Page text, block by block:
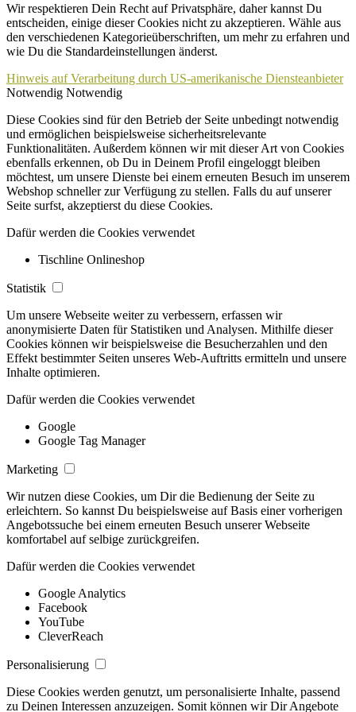
Wir respektieren Dein Recht auf Privatsphäre, daher kannst Du
entscheiden, einige dieser Cookies nicht zu akzeptieren. Wähle aus
den verschiedenen Kategorieüberschriften, um mehr zu erfahren und
wie Du die Standardeinstellungen änderst.
Hinweis auf Verarbeitung durch US-amerikanische Diensteanbieter
Notwendig Notwendig
Diese Cookies sind für den Betrieb der Seite unbedingt notwendig
und ermöglichen beispielsweise sicherheitsrelevante
Funktionalitäten. Außerdem können wir mit dieser Art von Cookies
ebenfalls erkennen, ob Du in Deinem Profil eingeloggt bleiben
möchtest, um unsere Dienste bei einem erneuten Besuch im unserem
Webshop schneller zur Verfügung zu stellen. Falls du auf unserer
Seite surfst, akzeptierst du diese Cookies.
Dafür werden die Cookies verwendet
Tischline Onlineshop
Statistik
Um unsere Webseite weiter zu verbessern, erfassen wir
anonymisierte Daten für Statistiken und Analysen. Mithilfe dieser
Cookies können wir beispielsweise die Besucherzahlen und den
Effekt bestimmter Seiten unseres Web-Auftritts ermitteln und unsere
Inhalte optimieren.
Dafür werden die Cookies verwendet
Google
Google Tag Manager
Marketing
Wir nutzen diese Cookies, um Dir die Bedienung der Seite zu
erleichtern. So kannst Du beispielsweise auf Basis einer vorherigen
Angebotssuche bei einem erneuten Besuch unserer Webseite
komfortabel auf selbige zurückgreifen.
Dafür werden die Cookies verwendet
Google Analytics
Facebook
YouTube
CleverReach
Personalisierung
Diese Cookies werden genutzt, um personalisierte Inhalte, passend
zu Deinen Interessen anzuzeigen. Somit können wir Dir Angebote